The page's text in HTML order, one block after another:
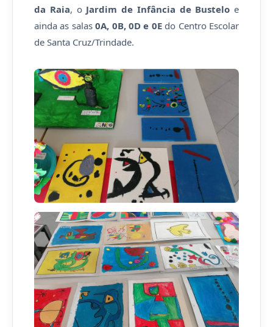
da Raia, o Jardim de Infância de Bustelo e
ainda as salas0A, 0B, 0D e 0Edo Centro Escolar
de Santa Cruz/Trindade.